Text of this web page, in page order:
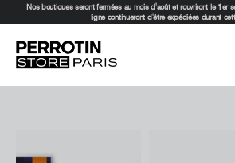
Nos boutiques seront fermées au mois d'août et rouvriront le 1er
ligne continueront d'être expédiées durant